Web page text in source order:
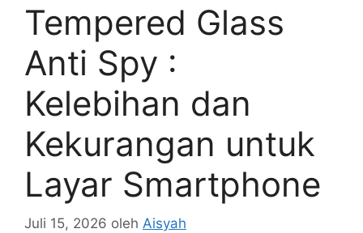
Tempered Glass
Anti Spy :
Kelebihan dan
Kekurangan untuk
Layar Smartphone
Juli 15, 2026 oleh Aisyah